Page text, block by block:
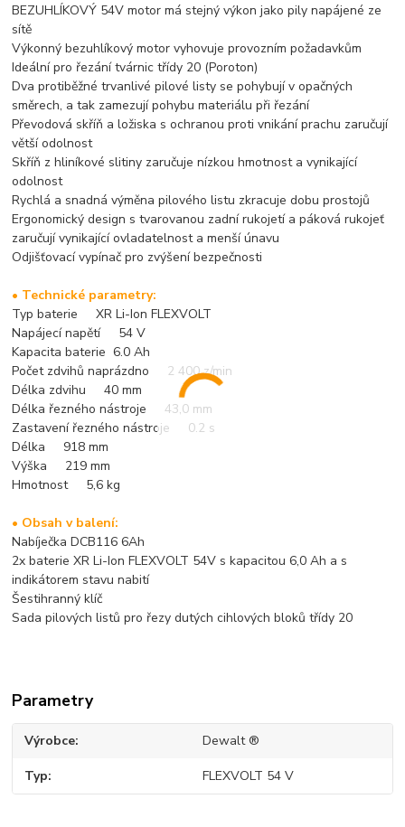
BEZUHLÍKOVÝ 54V motor má stejný výkon jako pily napájené ze
sítě
Výkonný bezuhlíkový motor vyhovuje provozním požadavkům
Ideální pro řezání tvárnic třídy 20 (Poroton)
Dva protiběžné trvanlivé pilové listy se pohybují v opačných
směrech, a tak zamezují pohybu materiálu při řezání
Převodová skříň a ložiska s ochranou proti vnikání prachu zaručují
větší odolnost
Skříň z hliníkové slitiny zaručuje nízkou hmotnost a vynikající
odolnost
Rychlá a snadná výměna pilového listu zkracuje dobu prostojů
Ergonomický design s tvarovanou zadní rukojetí a páková rukojeť
zaručují vynikající ovladatelnost a menší únavu
Odjišťovací vypínač pro zvýšení bezpečnosti
• Technické parametry:
Typ baterie XR Li-Ion FLEXVOLT
Napájecí napětí 54 V
Kapacita baterie 6.0 Ah
Počet zdvihů naprázdno 2 400 z/min
Délka zdvihu 40 mm
Délka řezného nástroje 43,0 mm
Zastavení řezného nástroje 0.2 s
Délka 918 mm
Výška 219 mm
Hmotnost 5,6 kg
• Obsah v balení:
Nabíječka DCB116 6Ah
2x baterie XR Li-Ion FLEXVOLT 54V s kapacitou 6,0 Ah a s
indikátorem stavu nabití
Šestihranný klíč
Sada pilových listů pro řezy dutých cihlových bloků třídy 20
Parametry
Výrobce Dewalt ®
Typ FLEXVOLT 54 V